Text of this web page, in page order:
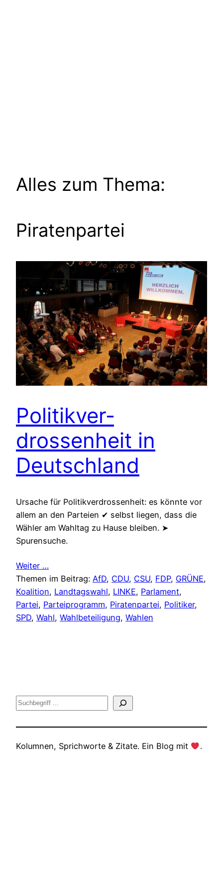
Alles zum Thema:
Piratenpartei
Politikver­
drossenheit in
Deutschland
Ursache für Politikverdrossenheit: es könnte vor
allem an den Parteien ✔ selbst liegen, dass die
Wähler am Wahltag zu Hause bleiben. ➤
Spurensuche.
Weiter …
Themen im Beitrag: AfD, CDU, CSU, FDP, GRÜNE
Koalition, Landtagswahl, LINKE, Parlament
Partei, Parteiprogramm, Piratenpartei, Politiker
SPD, Wahl, Wahlbeteiligung, Wahlen
Suche
Kolumnen, Sprichworte & Zitate. Ein Blog mit .